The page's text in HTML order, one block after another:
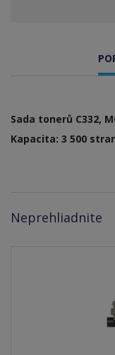
Sada tonerů C332,
Kapacita: 3 500
Neprehliadnite